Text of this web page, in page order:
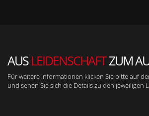
AUS LEIDENSCHAFTZUM
Für weitere Informationen klicken Sie bitte auf
und sehen Sie sich die Details zu den jeweiligen